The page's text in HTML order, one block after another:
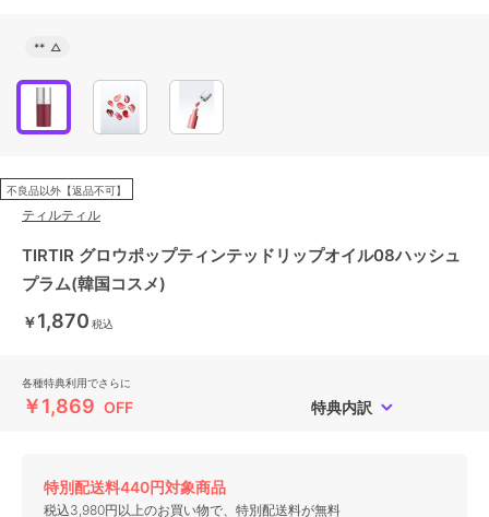
** △
不良品以外【返品不可】
ティルティル
TIRTIR グロウポップティンテッドリップオイル08ハッシュ
プラム(韓国コスメ)
￥1,870 税込
各種特典利用でさらに
￥1,869 OFF 特典内訳
特別配送料440円対象商品
税込3,980円以上のお買い物で、特別配送料が無料